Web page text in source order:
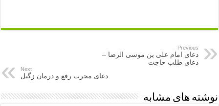
Previous
دعاى امام على بن موسى الرضا –
دعای طلب حاجت
Next
دعای مجرب رفع و درمان زگیل
نوشته های مشابه